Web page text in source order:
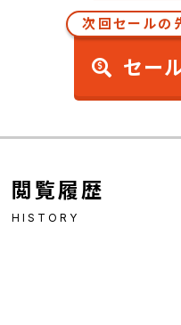
次回セールの
セー
閲覧履歴
HISTORY